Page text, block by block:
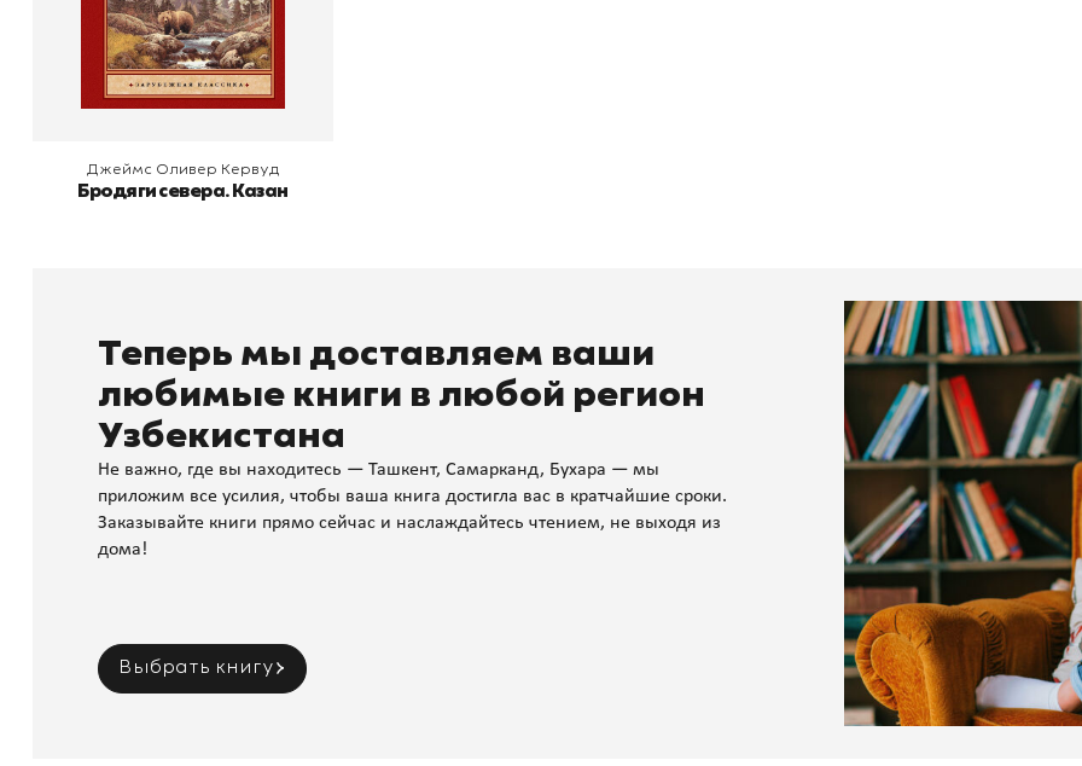
В корзину
Джеймс Оливер Кервуд
Бродяги севера. Казан
Теперь мы доставляем ваши
любимые книги в любой регион
Узбекистана
Не важно, где вы находитесь — Ташкент, Самарканд, Бухара — мы
приложим все усилия, чтобы ваша книга достигла вас в кратчайшие сроки.
Заказывайте книги прямо сейчас и наслаждайтесь чтением, не выходя из
дома!
Выбрать книгу